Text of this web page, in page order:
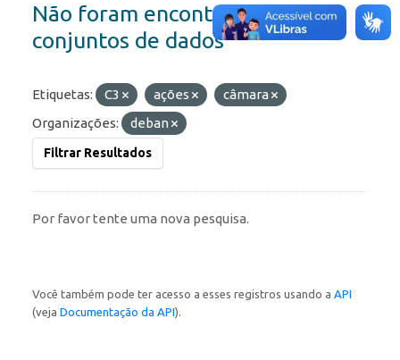
Não foram encontrados
conjuntos de dados
Etiquetas: C3 ações
câmara
Organizações:
deban
Filtrar Resultados
Por favor tente uma nova pesquisa.
Você também pode ter acesso a esses registros usando a API
(veja Documentação da API).